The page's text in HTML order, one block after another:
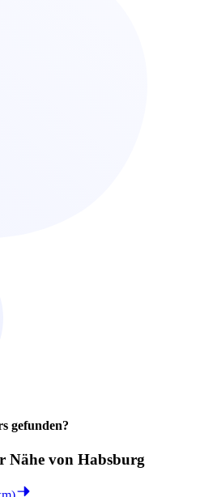
gefunden?
Nähe von Habsburg